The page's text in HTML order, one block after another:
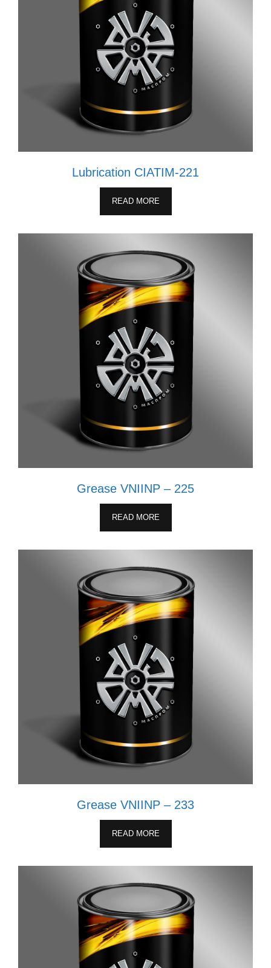
Lubrication CIATIM-221
READ MORE
Grease VNIINP – 225
READ MORE
Grease VNIINP – 233
READ MORE